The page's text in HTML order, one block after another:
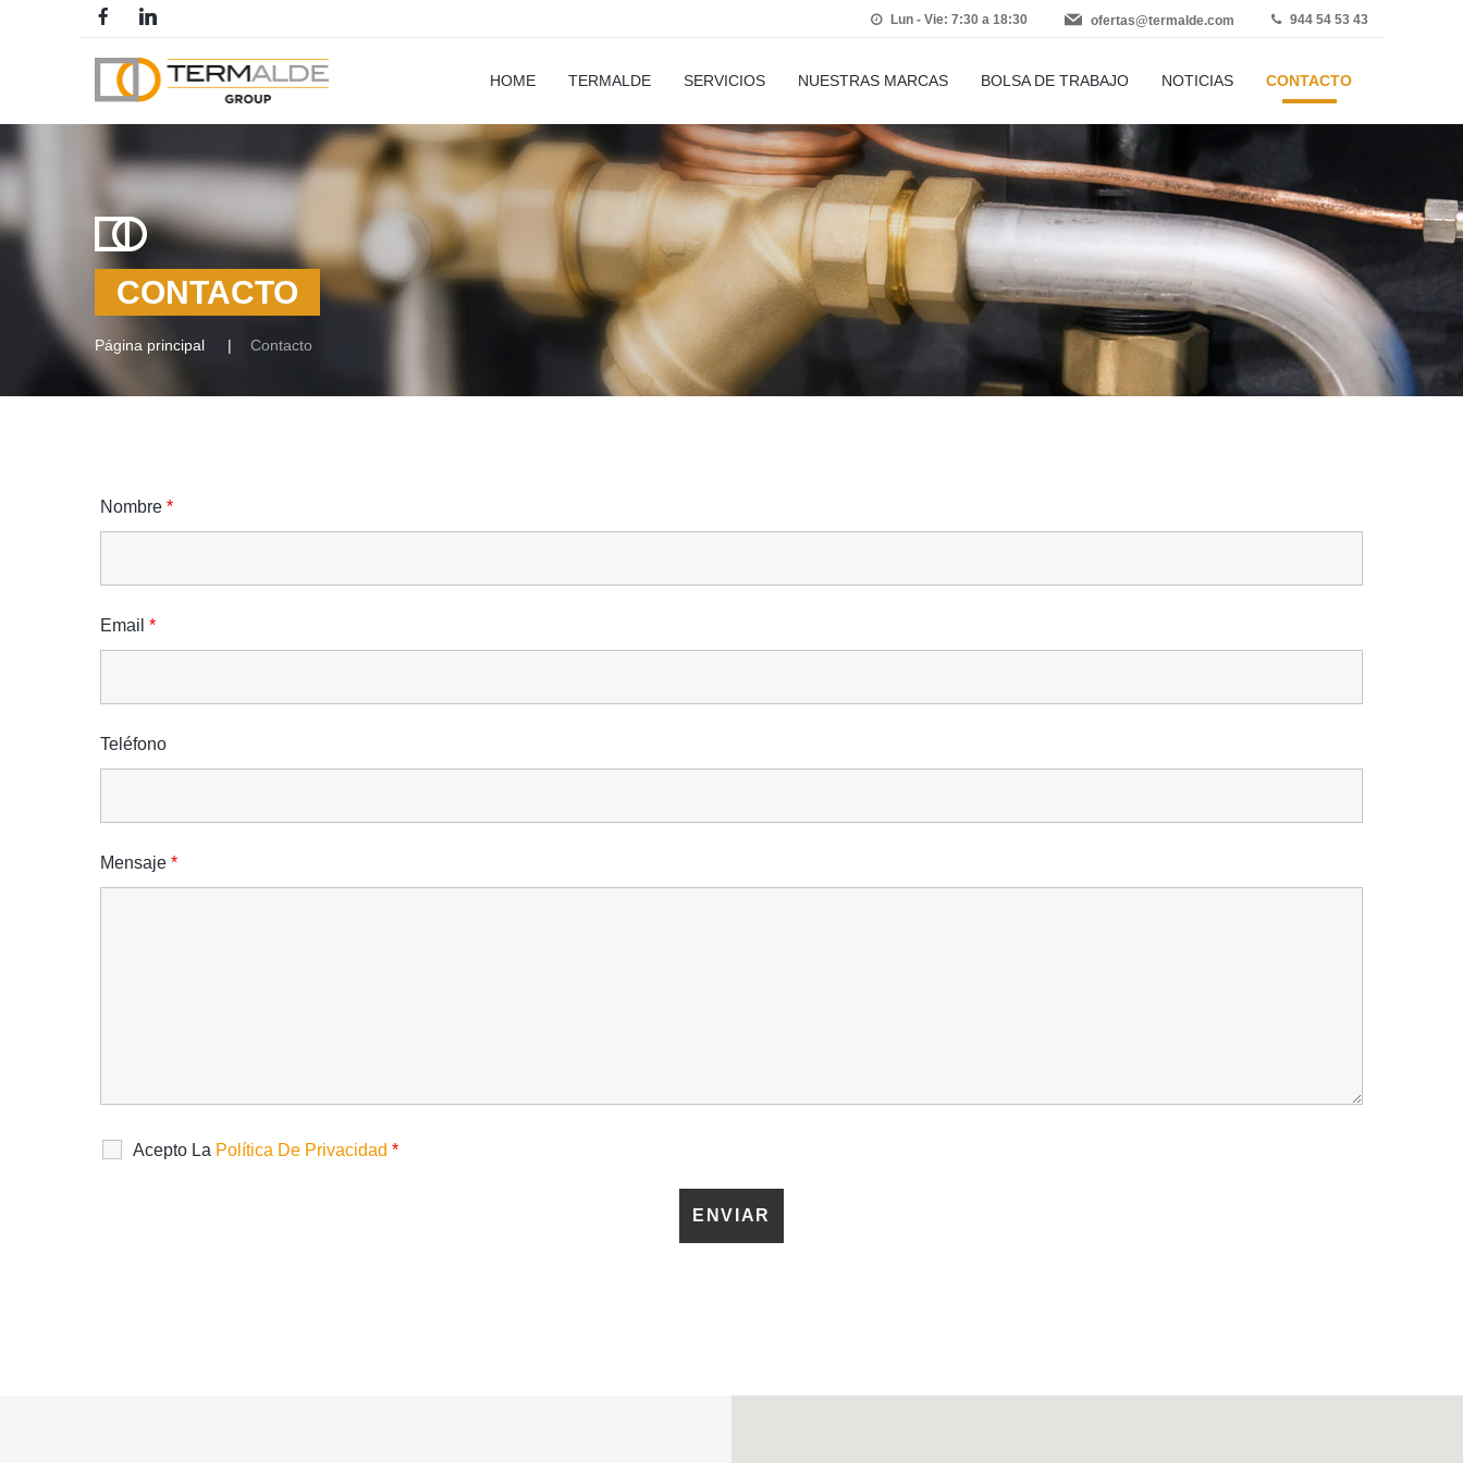
Lun - Vie: 7:30 a 18:30 ofertas@termalde.com 944 54 53 43
HOME TERMALDE SERVICIOS NUESTRAS MARCAS BOLSA DE TRABAJO NOTICIAS CONTACTO
CONTACTO
Página principal Contacto
Nombre *
Email *
Teléfono
Mensaje *
Acepto La Política De Privacidad *